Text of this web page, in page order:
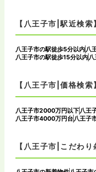
【八王子市|駅近検索
八王子市の駅徒歩5分以内 八
八王子市の駅徒歩15分以内
【八王子市|価格検索
八王子市2000万円以下 八王
八王子市4000万円台 八王子
【八王子市|こだわり